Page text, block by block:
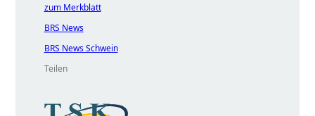
zum Merkblatt
BRS News
BRS News Schwein
Teilen